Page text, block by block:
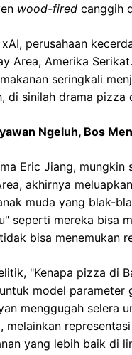
wood-fired canggih
perusahaan
Area, Amerika
seringkali
di sinilah drama pizza
Ngeluh, Bos
Eric Jiang,
akhirnya
muda yang blak-
seperti mereka bisa
bisa menemukan
"Kenapa pizza di
model parameter
menggugah selera
melainkan
yang lebih baik di